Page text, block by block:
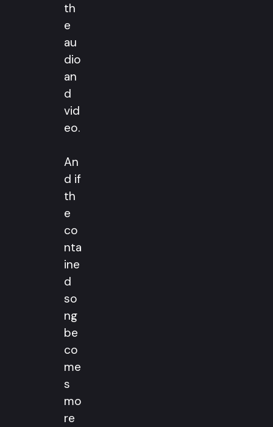
th
e
au
dio
an
d
vid
eo.
An
d if
th
e
co
nta
ine
d
so
ng
be
co
me
s
mo
re